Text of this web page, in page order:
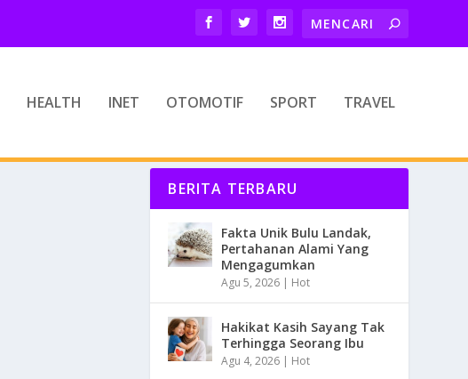
HEALTH INET OTOMOTIF SPORT TRAVEL
BERITA TERBARU
Fakta Unik Bulu Landak,
Pertahanan Alami Yang
Mengagumkan
Agu 5, 2026 | Hot
Hakikat Kasih Sayang Tak
Terhingga Seorang Ibu
Agu 4, 2026 | Hot